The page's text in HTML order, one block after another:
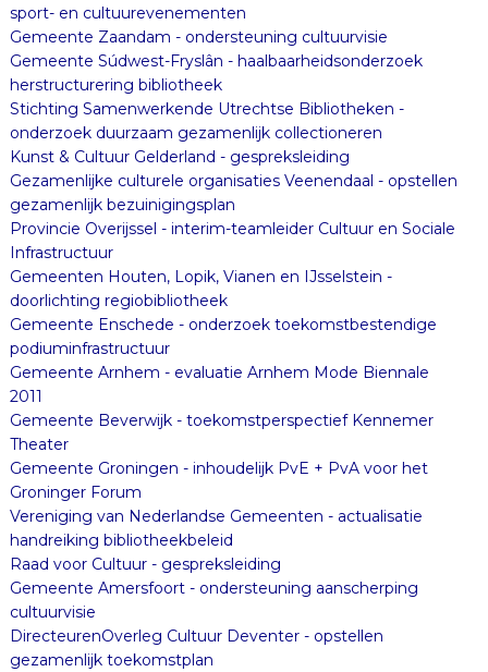
sport- en cultuurevenementen
Gemeente Zaandam - ondersteuning cultuurvisie
Gemeente Súdwest-Fryslân - haalbaarheidsonderzoek
herstructurering bibliotheek
Stichting Samenwerkende Utrechtse Bibliotheken -
onderzoek duurzaam gezamenlijk collectioneren
Kunst & Cultuur Gelderland - gespreksleiding
Gezamenlijke culturele organisaties Veenendaal - opstellen
gezamenlijk bezuinigingsplan
Provincie Overijssel - interim-teamleider Cultuur en Sociale
Infrastructuur
Gemeenten Houten, Lopik, Vianen en IJsselstein -
doorlichting regiobibliotheek
Gemeente Enschede - onderzoek toekomstbestendige
podiuminfrastructuur
Gemeente Arnhem - evaluatie Arnhem Mode Biennale
2011
Gemeente Beverwijk - toekomstperspectief Kennemer
Theater
Gemeente Groningen - inhoudelijk PvE + PvA voor het
Groninger Forum
Vereniging van Nederlandse Gemeenten - actualisatie
handreiking bibliotheekbeleid
Raad voor Cultuur - gespreksleiding
Gemeente Amersfoort - ondersteuning aanscherping
cultuurvisie
DirecteurenOverleg Cultuur Deventer - opstellen
gezamenlijk toekomstplan